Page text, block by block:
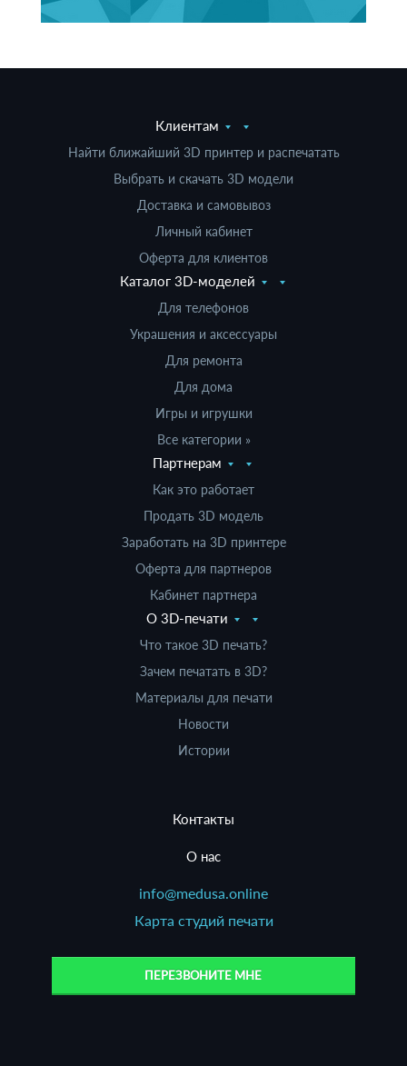
Клиентам
Найти ближайший 3D принтер и распечатать
Выбрать и скачать 3D модели
Доставка и самовывоз
Личный кабинет
Оферта для клиентов
Каталог 3D-моделей
Для телефонов
Украшения и аксессуары
Для ремонта
Для дома
Игры и игрушки
Все категории »
Партнерам
Как это работает
Продать 3D модель
Заработать на 3D принтере
Оферта для партнеров
Кабинет партнера
О 3D-печати
Что такое 3D печать?
Зачем печатать в 3D?
Материалы для печати
Новости
Истории
Контакты
О нас
info@medusa.online
Карта студий печати
ПЕРЕЗВОНИТЕ МНЕ